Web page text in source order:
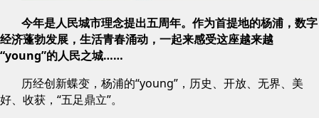
今年是人民城市理念提出五周年。作为首提地的杨浦，数字
经济蓬勃发展，生活青春涌动，一起来感受这座越来越
“young”的人民之城……
历经创新蝶变，杨浦的“young”，历史、开放、无界、美
好、收获，“五足鼎立”。